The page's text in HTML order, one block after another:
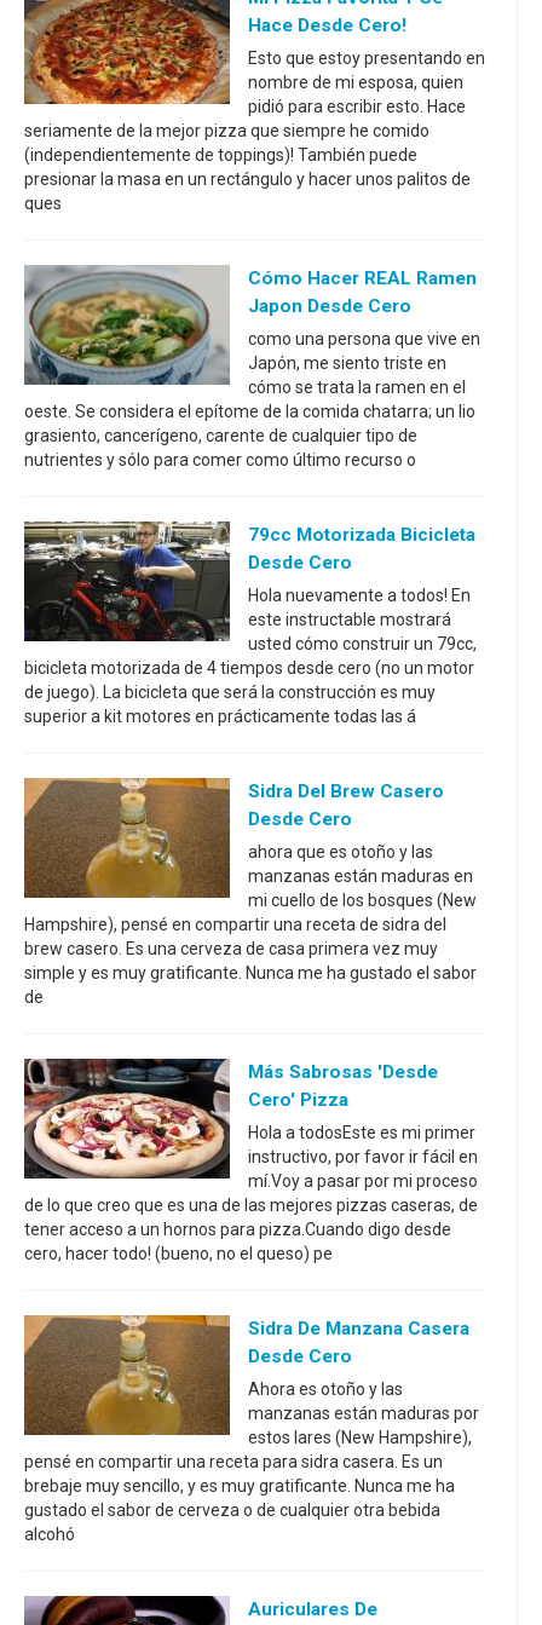
Hace Desde Cero!
Esto que estoy presentando en
nombre de mi esposa, quien
pidió para escribir esto. Hace
seriamente de la mejor pizza que siempre he comido
(independientemente de toppings)! También puede
presionar la masa en un rectángulo y hacer unos palitos de
ques
Cómo Hacer REAL Ramen
Japon Desde Cero
como una persona que vive en
Japón, me siento triste en
cómo se trata la ramen en el
oeste. Se considera el epítome de la comida chatarra; un lio
grasiento, cancerígeno, carente de cualquier tipo de
nutrientes y sólo para comer como último recurso o
79cc Motorizada Bicicleta
Desde Cero
Hola nuevamente a todos! En
este instructable mostrará
usted cómo construir un 79cc,
bicicleta motorizada de 4 tiempos desde cero (no un motor
de juego). La bicicleta que será la construcción es muy
superior a kit motores en prácticamente todas las á
Sidra Del Brew Casero
Desde Cero
ahora que es otoño y las
manzanas están maduras en
mi cuello de los bosques (New
Hampshire), pensé en compartir una receta de sidra del
brew casero. Es una cerveza de casa primera vez muy
simple y es muy gratificante. Nunca me ha gustado el sabor
de
Más Sabrosas 'desde
Cero' Pizza
Hola a todosEste es mi primer
instructivo, por favor ir fácil en
mí.Voy a pasar por mi proceso
de lo que creo que es una de las mejores pizzas caseras, de
tener acceso a un hornos para pizza.Cuando digo desde
cero, hacer todo! (bueno, no el queso) pe
Sidra De Manzana Casera
Desde Cero
Ahora es otoño y las
manzanas están maduras por
estos lares (New Hampshire),
pensé en compartir una receta para sidra casera. Es un
brebaje muy sencillo, y es muy gratificante. Nunca me ha
gustado el sabor de cerveza o de cualquier otra bebida
alcohó
Auriculares De